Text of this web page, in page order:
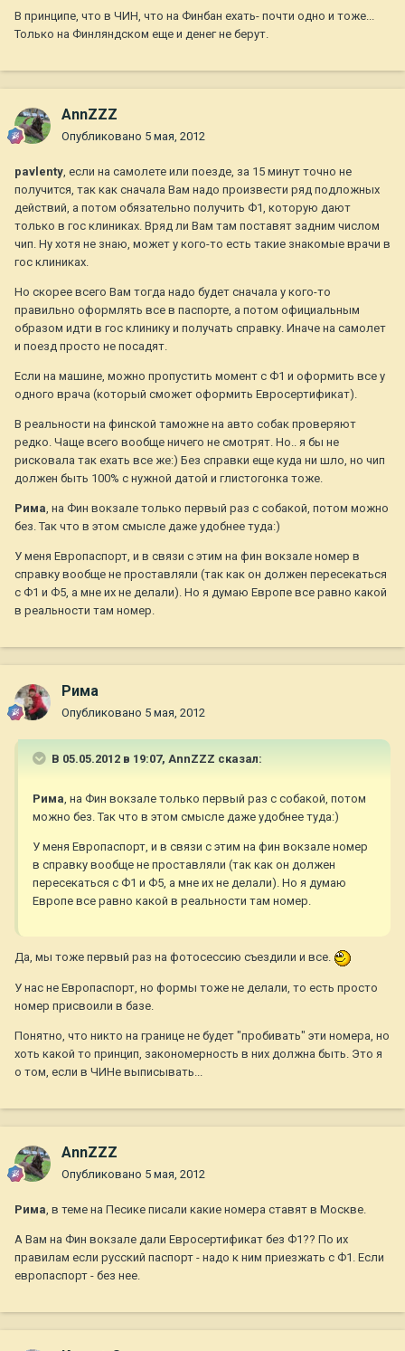
В принципе, что в ЧИН, что на Финбан ехать- почти одно и тоже...
Только на Финляндском еще и денег не берут.
AnnZZZ
Опубликовано 5 мая, 2012
pavlenty, если на самолете или поезде, за 15 минут точно не
получится, так как сначала Вам надо произвести ряд подложных
действий, а потом обязательно получить Ф1, которую дают
только в гос клиниках. Вряд ли Вам там поставят задним числом
чип. Ну хотя не знаю, может у кого-то есть такие знакомые врачи в
гос клиниках.
Но скорее всего Вам тогда надо будет сначала у кого-то
правильно оформлять все в паспорте, а потом официальным
образом идти в гос клинику и получать справку. Иначе на самолет
и поезд просто не посадят.
Если на машине, можно пропустить момент с Ф1 и оформить все у
одного врача (который сможет оформить Евросертификат).
В реальности на финской таможне на авто собак проверяют
редко. Чаще всего вообще ничего не смотрят. Но.. я бы не
рисковала так ехать все же:) Без справки еще куда ни шло, но чип
должен быть 100% с нужной датой и глистогонка тоже.
Рима, на Фин вокзале только первый раз с собакой, потом можно
без. Так что в этом смысле даже удобнее туда:)
У меня Европаспорт, и в связи с этим на фин вокзале номер в
справку вообще не проставляли (так как он должен пересекаться
с Ф1 и Ф5, а мне их не делали). Но я думаю Европе все равно какой
в реальности там номер.
Рима
Опубликовано 5 мая, 2012
В 05.05.2012 в 19:07, AnnZZZ сказал:
Рима, на Фин вокзале только первый раз с собакой, потом
можно без. Так что в этом смысле даже удобнее туда:)
У меня Европаспорт, и в связи с этим на фин вокзале номер
в справку вообще не проставляли (так как он должен
пересекаться с Ф1 и Ф5, а мне их не делали). Но я думаю
Европе все равно какой в реальности там номер.
Да, мы тоже первый раз на фотосессию съездили и все.
У нас не Европаспорт, но формы тоже не делали, то есть просто
номер присвоили в базе.
Понятно, что никто на границе не будет "пробивать" эти номера, но
хоть какой то принцип, закономерность в них должна быть. Это я
о том, если в ЧИНе выписывать...
AnnZZZ
Опубликовано 5 мая, 2012
Рима, в теме на Песике писали какие номера ставят в Москве.
А Вам на Фин вокзале дали Евросертификат без Ф1?? По их
правилам если русский паспорт - надо к ним приезжать с Ф1. Если
европаспорт - без нее.